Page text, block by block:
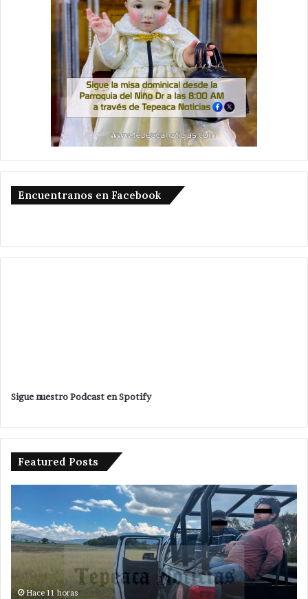
Encuentranos en Facebook
Sigue nuestro Podcast en Spotify
Featured Posts
a
tres
en
acatzingo
excavaciones
ilegalesHace 11 horas
en